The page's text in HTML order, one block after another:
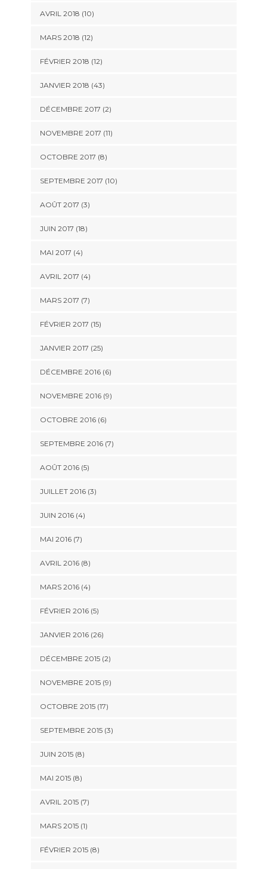
AVRIL 2018 (10)
MARS 2018 (12)
FÉVRIER 2018 (12)
JANVIER 2018 (43)
DÉCEMBRE 2017 (2)
NOVEMBRE 2017 (11)
OCTOBRE 2017 (8)
SEPTEMBRE 2017 (10)
AOÛT 2017 (3)
JUIN 2017 (18)
MAI 2017 (4)
AVRIL 2017 (4)
MARS 2017 (7)
FÉVRIER 2017 (15)
JANVIER 2017 (25)
DÉCEMBRE 2016 (6)
NOVEMBRE 2016 (9)
OCTOBRE 2016 (6)
SEPTEMBRE 2016 (7)
AOÛT 2016 (5)
JUILLET 2016 (3)
JUIN 2016 (4)
MAI 2016 (7)
AVRIL 2016 (8)
MARS 2016 (4)
FÉVRIER 2016 (5)
JANVIER 2016 (26)
DÉCEMBRE 2015 (2)
NOVEMBRE 2015 (9)
OCTOBRE 2015 (17)
SEPTEMBRE 2015 (3)
JUIN 2015 (8)
MAI 2015 (8)
AVRIL 2015 (7)
MARS 2015 (1)
FÉVRIER 2015 (8)